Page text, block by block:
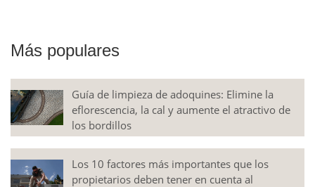
Más populares
Guía de limpieza de adoquines: Elimine la
eflorescencia, la cal y aumente el atractivo de
los bordillos
Los 10 factores más importantes que los
propietarios deben tener en cuenta al